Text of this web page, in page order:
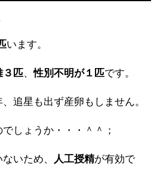
います。
３匹、性別不明が１匹です。
追星も出ず産卵もしません。
しょうか・・・＾＾；
いため、 人工授精が有効で